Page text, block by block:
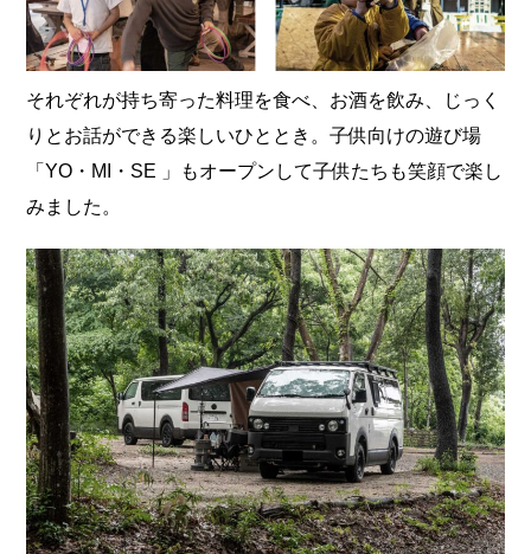
それぞれが持ち寄った料理を食べ、お酒を飲み、じっく
りとお話ができる楽しいひととき。子供向けの遊び場
「YO・MI・SE 」もオープンして子供たちも笑顔で楽し
みました。